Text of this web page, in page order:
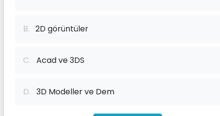
B. 2D görüntüler
C. Acad ve 3DS
D. 3D Modeller ve Dem